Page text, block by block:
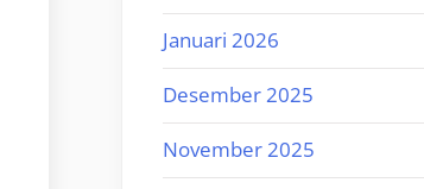
Januari 2026
Desember 2025
November 2025